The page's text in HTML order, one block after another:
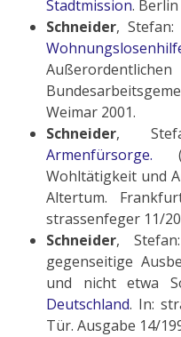
Stadtmission. Berlin
Schneider,
Weimar 2001.
Schneider,
Armenfürsorge.
Wohltätigkeit und
Altertum.
strassenfeger 11/
Schneider,
gegenseitige
und nicht etwa
Deutschland. In:
Tür. Ausgabe 14/